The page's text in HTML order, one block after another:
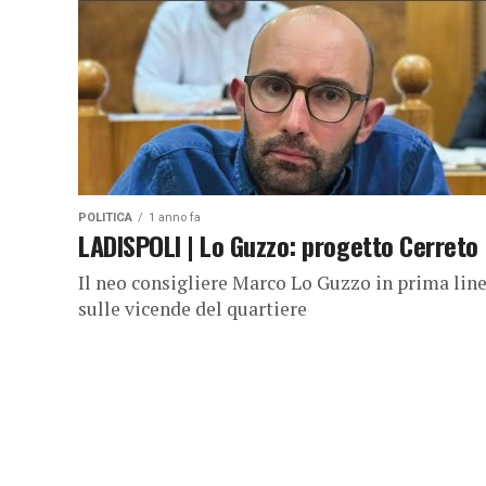
POLITICA 1 anno fa
LADISPOLI | Lo Guzzo: progetto Cerreto
Il neo consigliere Marco Lo Guzzo in prima
sulle vicende del quartiere